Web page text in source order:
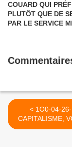
COUARD QUI
PLUTÔT QUE DE
PAR LE SERVICE
< 1O0-04-26- "LE
CAPITALISME,
"SOURCE DU